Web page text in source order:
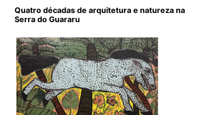
Quatro décadas de arquitetura e natureza na
Serra do Guararu